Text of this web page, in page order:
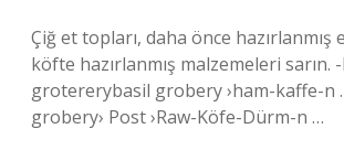
Çiğ et topları, daha önce hazırlanmış
köfte hazırlanmış malzemeleri sarın.
grotererybasil grobery ›ham-kaffe-n
grobery› Post ›Raw-Köfe-Dürm-n …